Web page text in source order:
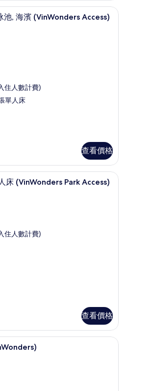
迷你吧、客房內保險箱、書桌、遮光布/窗簾
池, 海濱 (VinWonders Access)
住人數計費)
單人床
查看價格
迷你吧、客房內保險箱、書桌、遮光布/窗簾
床 (VinWonders Park Access)
住人數計費)
查看價格
迷你吧、客房內保險箱、書桌、遮光布/窗簾